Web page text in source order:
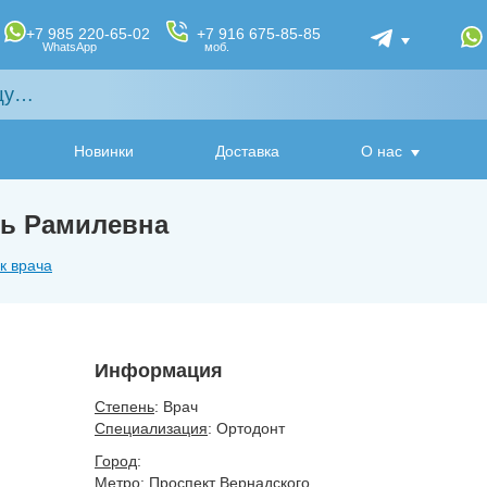
+7 985 220-65-02
WhatsApp
+7 916 675-85-85
моб.
Новинки Доставка О нас
Рамилевна
врача
Информация
Степень: Врач
Специализация: Ортодонт
Город:
Метро: Проспект Вернадского